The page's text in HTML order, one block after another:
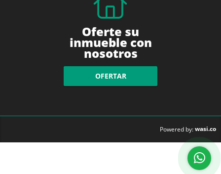
Oferte su
inmueble con
nosotros
OFERTAR
Powered by:wasi.co